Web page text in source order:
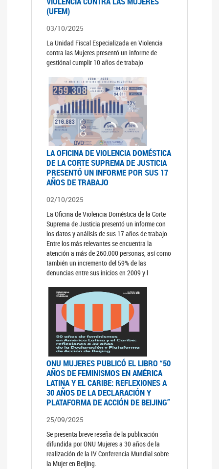
(UFEM)
03/10/2025
La Unidad Fiscal Especializada en Violencia
contra las Mujeres presentó un informe de
gestiónal cumplir 10 años de trabajo
LA OFICINA DE VIOLENCIA DOMÉSTICA
DE LA CORTE SUPREMA DE JUSTICIA
PRESENTÓ UN INFORME POR SUS 17
AÑOS DE TRABAJO
02/10/2025
La Oficina de Violencia Doméstica de la Corte
Suprema de Justicia presentó un informe con
los datos y análisis de sus 17 años de trabajo.
Entre los más relevantes se encuentra la
atención a más de 260.000 personas, así como
también un incremento del 59% de las
denuncias entre sus inicios en 2009 y l
ONU MUJERES PUBLICÓ EL LIBRO “50
AÑOS DE FEMINISMOS EN AMÉRICA
LATINA Y EL CARIBE: REFLEXIONES A
30 AÑOS DE LA DECLARACIÓN Y
PLATAFORMA DE ACCIÓN DE BEIJING”
25/09/2025
Se presenta breve reseña de la publicación
difundida por ONU Mujeres a 30 años de la
realización de la IV Conferencia Mundial sobre
la Mujer en Beijing.